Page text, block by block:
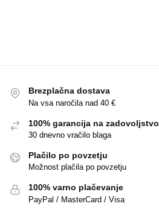
Brezplačna dostava
Na vsa naročila nad 40 €
100% garancija na zadovoljstvo
30 dnevno vračilo blaga
Plačilo po povzetju
Možnost plačila po povzetju
100% varno plačevanje
PayPal / MasterCard / Visa